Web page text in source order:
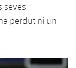
seves
perdut ni un